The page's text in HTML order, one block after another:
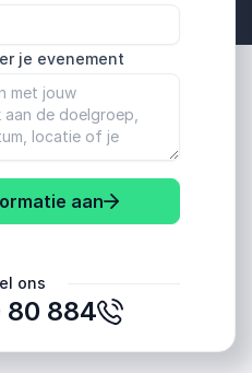
je evenement
aan
ons
80 884